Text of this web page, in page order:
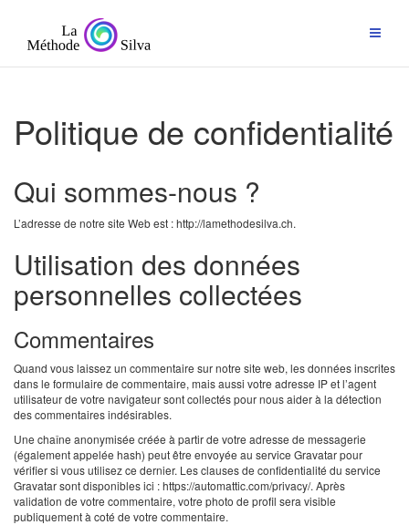
contenu
Politique de confidentialité
Qui sommes-nous ?
L’adresse de notre site Web est : http://lamethodesilva.ch.
Utilisation des données
personnelles collectées
Commentaires
Quand vous laissez un commentaire sur notre site web, les données inscrites
dans le formulaire de commentaire, mais aussi votre adresse IP et l’agent
utilisateur de votre navigateur sont collectés pour nous aider à la détection
des commentaires indésirables.
Une chaîne anonymisée créée à partir de votre adresse de messagerie
(également appelée hash) peut être envoyée au service Gravatar pour
vérifier si vous utilisez ce dernier. Les clauses de confidentialité du service
Gravatar sont disponibles ici : https://automattic.com/privacy/. Après
validation de votre commentaire, votre photo de profil sera visible
publiquement à coté de votre commentaire.